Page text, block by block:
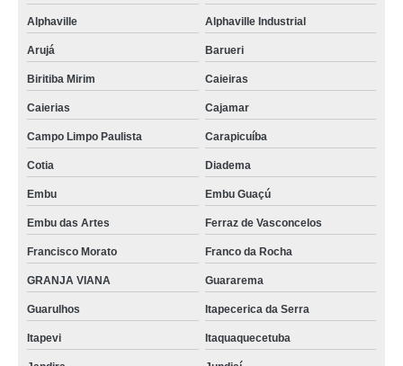
Alphaville Alphaville Industrial
Arujá Barueri
Biritiba Mirim Caieiras
Caierias Cajamar
Campo Limpo Paulista Carapicuíba
Cotia Diadema
Embu Embu Guaçú
Embu das Artes Ferraz de Vasconcelos
Francisco Morato Franco da Rocha
GRANJA VIANA Guararema
Guarulhos Itapecerica da Serra
Itapevi Itaquaquecetuba